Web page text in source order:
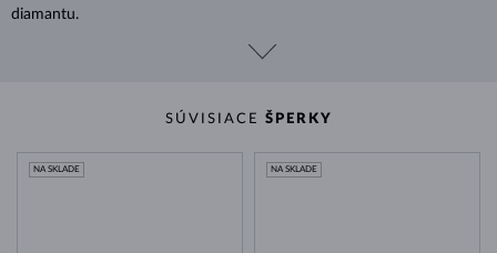
diamantu.
SÚVISIACE ŠPERKY
NA SKLADE NA SKLADE